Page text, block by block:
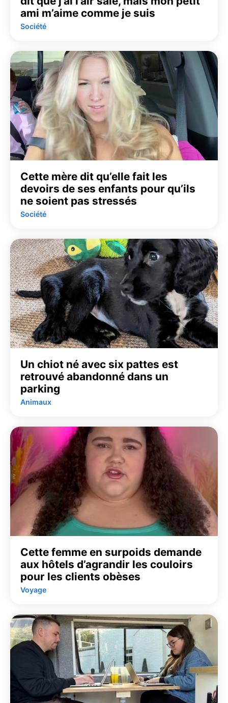
ami m’aime comme je suis
Société
Cette mère dit qu’elle fait les
devoirs de ses enfants pour qu’ils
ne soient pas stressés
Société
Un chiot né avec six pattes est
retrouvé abandonné dans un
parking
Animaux
Cette femme en surpoids demande
aux hôtels d’agrandir les couloirs
pour les clients obèses
Voyage